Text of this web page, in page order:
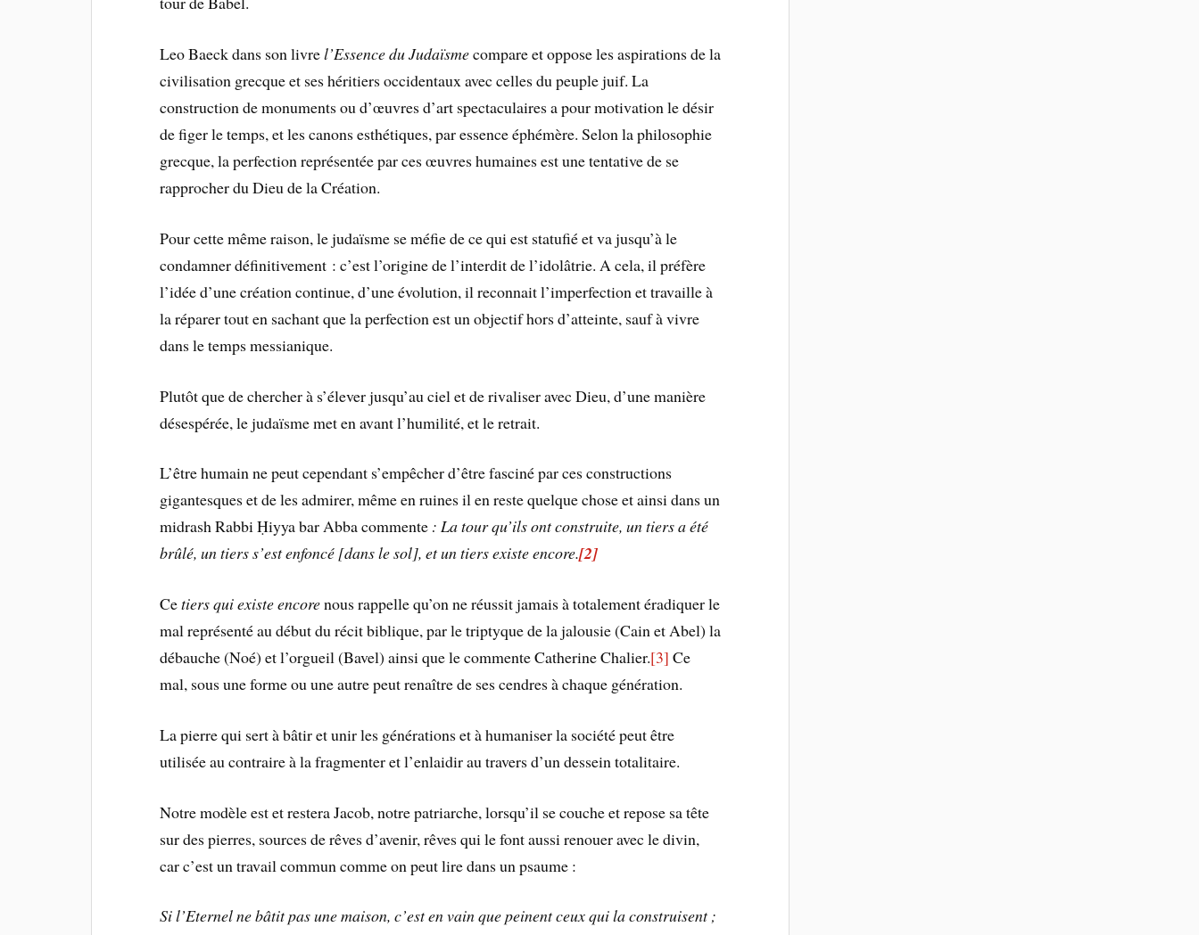
Leo Baeck dans son livrel’Essence du Judaïsmecompare et oppose les aspirations de la
civilisation grecque et ses héritiers occidentaux avec celles du peuple juif. La
construction de monuments ou d’œuvres d’art spectaculaires a pour motivation le désir
de figer le temps, et les canons esthétiques, par essence éphémère. Selon la philosophie
grecque, la perfection représentée par ces œuvres humaines est une tentative de se
rapprocher du Dieu de la Création.
Pour cette même raison, le judaïsme se méfie de ce qui est statufié et va jusqu’à le
condamner définitivement : c’est l’origine de l’interdit de l’idolâtrie. A cela, il préfère
l’idée d’une création continue, d’une évolution, il reconnait l’imperfection et travaille à
la réparer tout en sachant que la perfection est un objectif hors d’atteinte, sauf à vivre
dans le temps messianique.
Plutôt que de chercher à s’élever jusqu’au ciel et de rivaliser avec Dieu, d’une manière
désespérée, le judaïsme met en avant l’humilité, et le retrait.
L’être humain ne peut cependant s’empêcher d’être fasciné par ces constructions
gigantesques et de les admirer, même en ruines il en reste quelque chose et ainsi dans un
midrash Rabbi Ḥiyya bar Abba commente : La tour qu’ils ont construite, un tiers a été
brûlé, un tiers s’est enfoncé [dans le sol], et un tiers existe encore.[2]
Cetiers qui existe encorenous rappelle qu’on ne réussit jamais à totalement éradiquer le
mal représenté au début du récit biblique, par le triptyque de la jalousie (Cain et Abel) la
débauche (Noé) et l’orgueil (Bavel) ainsi que le commente Catherine Chalier.[3] Ce
mal, sous une forme ou une autre peut renaître de ses cendres à chaque génération.
La pierre qui sert à bâtir et unir les générations et à humaniser la société peut être
utilisée au contraire à la fragmenter et l’enlaidir au travers d’un dessein totalitaire.
Notre modèle est et restera Jacob, notre patriarche, lorsqu’il se couche et repose sa tête
sur des pierres, sources de rêves d’avenir, rêves qui le font aussi renouer avec le divin,
car c’est un travail commun comme on peut lire dans un psaume :
Si l’Eternel ne bâtit pas une maison, c’est en vain que peinent ceux qui la construisent;